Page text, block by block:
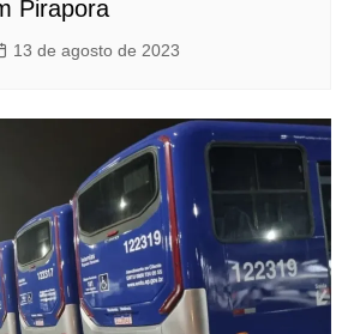
Pirapora
13 de agosto de 2023